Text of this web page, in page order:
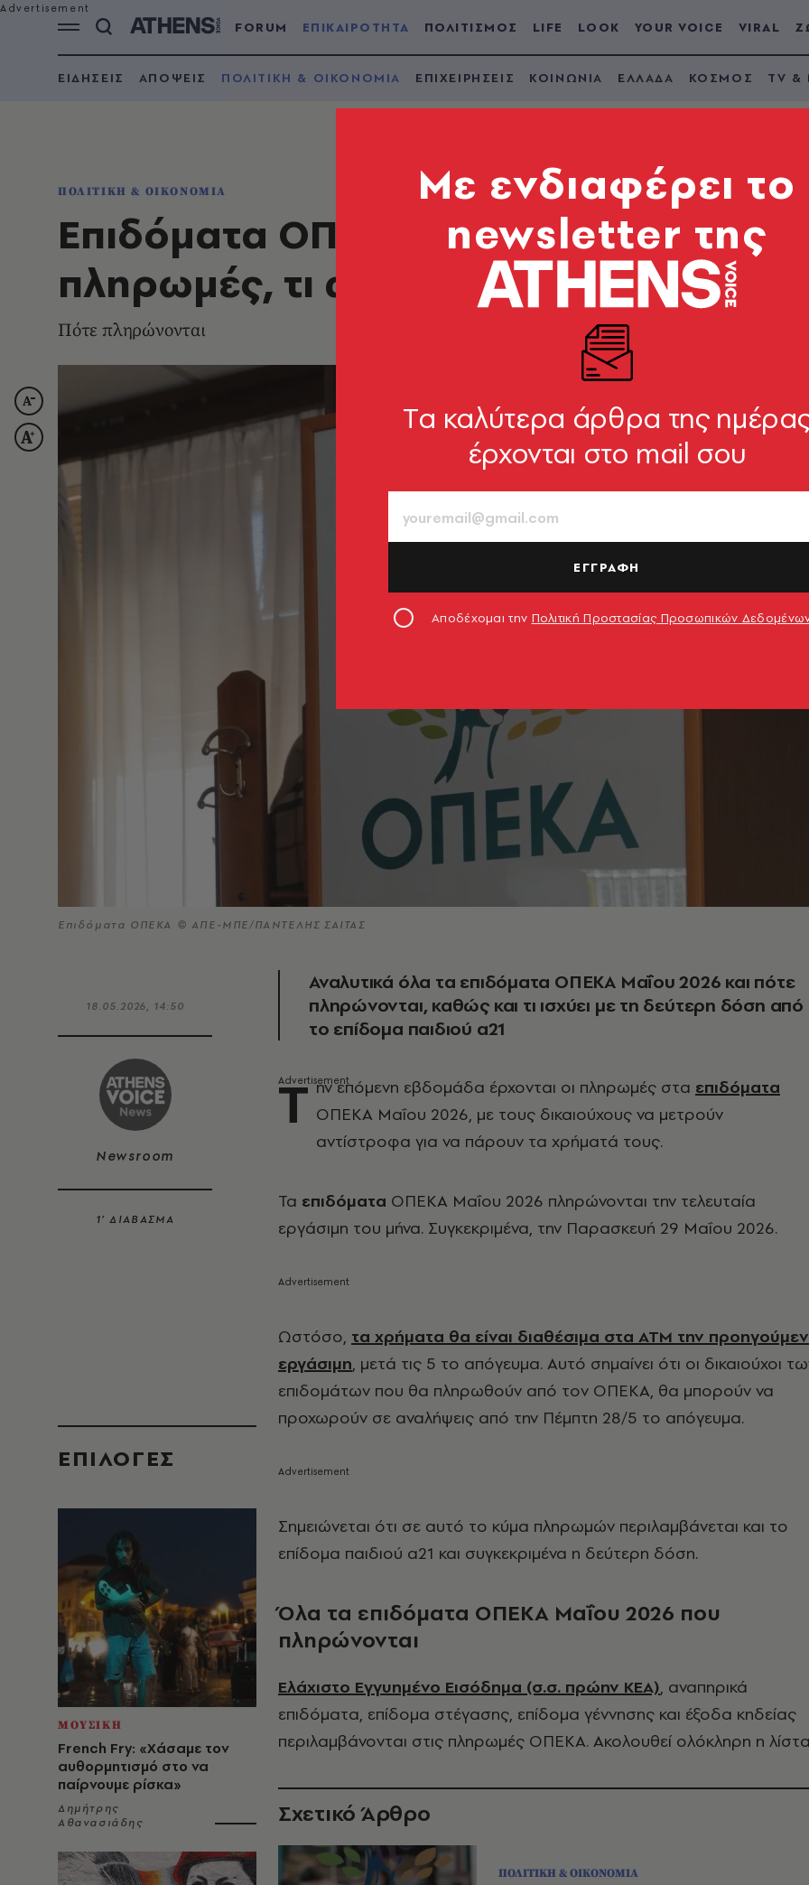
FORUM ΕΠΙΚΑΙΡΟΤΗΤΑ ΠΟΛΙΤΙΣΜΟΣ LIFE LOOK YOUR VOICE VIRAL
ΕΙΔΗΣΕΙΣ ΑΠΟΨΕΙΣ ΠΟΛΙΤΙΚΗ & ΟΙΚΟΝΟΜΙΑ ΕΠΙΧΕΙΡΗΣΕΙΣ ΚΟΙΝΩΝΙΑ ΕΛΛΑΔΑ ΚΟΣΜΟΣ TV &
ΠΟΛΙΤΙΚΗ & ΟΙΚΟΝΟΜΙΑ
Επιδόματα ΟΠΕΚΑ Μαΐου 2026: Η
πληρωμές, τι ώρα μπαίνουν στα ΑΤΜ
Πότε πληρώνονται
Επιδόματα ΟΠΕΚΑ © ΑΠΕ-ΜΠΕ/ΠΑΝΤΕΛΗΣ ΣΑΙΤΑΣ
18.05.2026, 14:50
Newsroom
1’ ΔΙΑΒΑΣΜΑ
EΠΙΛΟΓΈΣ
ΜΟΥΣΙΚΗ
French Fry: «Χάσαμε τον
αυθορμητισμό στο να
παίρνουμε ρίσκα»
Δημήτρης
Αθανασιάδης
Αναλυτικά όλα τα επιδόματα ΟΠΕΚΑ Μαΐου 2026 και πότε
πληρώνονται, καθώς και τι ισχύει με τη δεύτερη δόση από
το επίδομα παιδιού α21
Τ ην επόμενη εβδομάδα έρχονται οι πληρωμές στα επιδόματα
ΟΠΕΚΑ Μαΐου 2026, με τους δικαιούχους να μετρούν
αντίστροφα για να πάρουν τα χρήματά τους.
Τα επιδόματα ΟΠΕΚΑ Μαΐου 2026 πληρώνονται την τελευταία
εργάσιμη του μήνα. Συγκεκριμένα, την Παρασκευή 29 Μαΐου 2026.
Ωστόσο, τα χρήματα θα είναι διαθέσιμα στα ΑΤΜ την
εργάσιμη, μετά τις 5 το απόγευμα. Αυτό σημαίνει ότι οι δικαιούχοι
επιδομάτων που θα πληρωθούν από τον ΟΠΕΚΑ, θα μπορούν να
προχωρούν σε αναλήψεις από την Πέμπτη 28/5 το απόγευμα.
Σημειώνεται ότι σε αυτό το κύμα πληρωμών περιλαμβάνεται και το
επίδομα παιδιού α21 και συγκεκριμένα η δεύτερη δόση.
Όλα τα επιδόματα ΟΠΕΚΑ Μαΐου 2026 που
πληρώνονται
Ελάχιστο Εγγυημένο Εισόδημα (σ.σ. πρώην ΚΕΑ), αναπηρικά
επιδόματα, επίδομα στέγασης, επίδομα γέννησης και έξοδα κηδείας
περιλαμβάνονται στις πληρωμές ΟΠΕΚΑ. Ακολουθεί ολόκληρη η
Σχετικό Άρθρο
ΠΟΛΙΤΙΚΗ & ΟΙΚΟΝΟΜΙΑ
Mε ενδιαφέρει το
newsletter της
Tα καλύτερα άρθρα της
έρχονται στο mail σου
ΕΓΓΡΑΦΗ
Αποδέχομαι την Πολιτική Προστασίας Προσωπικών